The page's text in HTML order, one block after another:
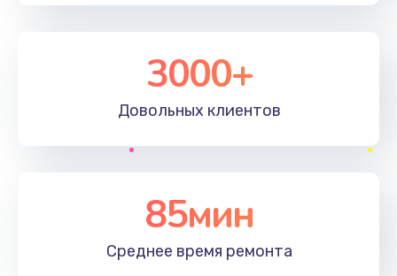
3000+
Довольных клиентов
85мин
Среднее время ремонта